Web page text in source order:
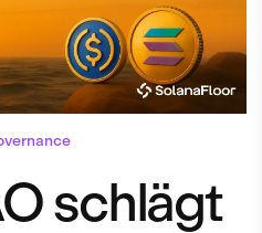
schlägt